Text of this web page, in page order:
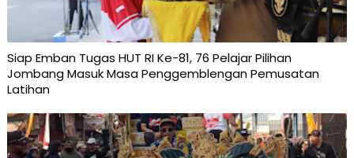
Siap Emban Tugas HUT RI Ke-81, 76 Pelajar Pilihan
Jombang Masuk Masa Penggemblengan Pemusatan
Latihan